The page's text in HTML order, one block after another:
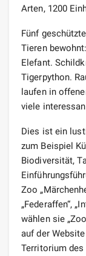
Arten, 1200
Fünf
Tieren
Elefant.
Tigerpython.
laufen in
viele
Dies ist ein
zum Beispiel
Biodiversität,
Zoo
„Federaffen“,
wählen sie
auf der
Territorium